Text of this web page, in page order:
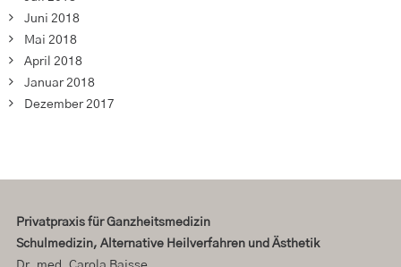
Juni 2018
Mai 2018
April 2018
Januar 2018
Dezember 2017
Privatpraxis für Ganzheitsmedizin
Schulmedizin, Alternative Heilverfahren und Ästhetik